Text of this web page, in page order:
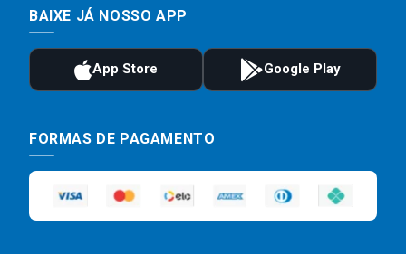
BAIXE JÁ NOSSO APP
FORMAS DE PAGAMENTO